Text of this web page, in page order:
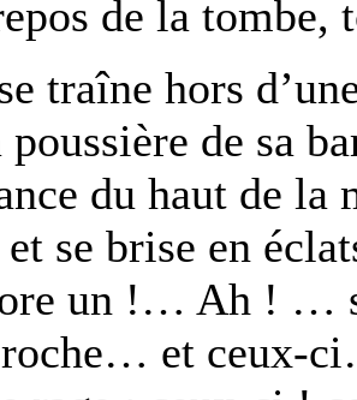
de la tombe,
traîne hors
poussière de sa
du haut de la
se brise en
un !… Ah ! …
roche… et ceux-